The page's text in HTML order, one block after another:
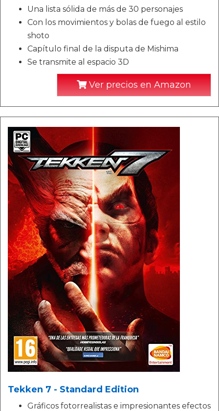
Una lista sólida de más de 30 personajes
Con los movimientos y bolas de fuego al estilo
shoto
Capítulo final de la disputa de Mishima
Se transmite al espacio 3D
Ver precios en Amazon
Tekken 7 - Standard Edition
Gráficos fotorrealistas e impresionantes efectos